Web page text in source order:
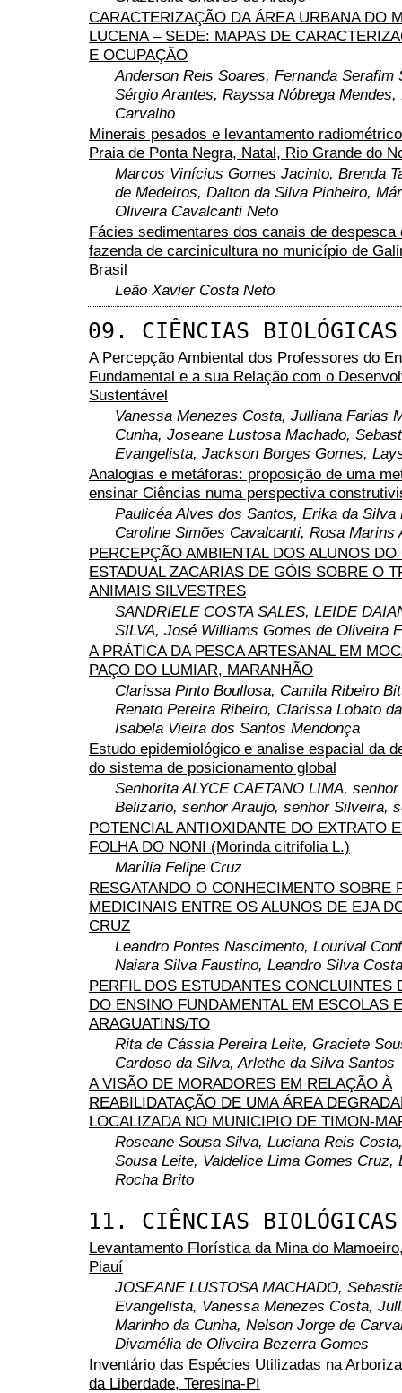
CARACTERIZAÇÃO DA ÁREA URBANA DO
LUCENA – SEDE: MAPAS DE
E OCUPAÇÃO
Anderson Reis Soares, Fernanda Serafim
Sérgio Arantes, Rayssa Nóbrega Mendes,
Carvalho
Minerais pesados e levantamento
Praia de Ponta Negra, Natal, Rio Grande do
Marcos Vinícius Gomes Jacinto, Brenda
de Medeiros, Dalton da Silva Pinheiro,
Oliveira Cavalcanti Neto
Fácies sedimentares dos canais de despesca
fazenda de carcinicultura no município de
Brasil
Leão Xavier Costa Neto
09. CIÊNCIAS
A Percepção Ambiental dos Professores do
Fundamental e a sua Relação com o
Sustentável
Vanessa Menezes Costa, Julliana Farias
Cunha, Joseane Lustosa Machado,
Evangelista, Jackson Borges Gomes,
Analogias e metáforas: proposição de uma
ensinar Ciências numa perspectiva
Paulicéa Alves dos Santos, Erika da Silva
Caroline Simões Cavalcanti, Rosa Marins
PERCEPÇÃO AMBIENTAL DOS ALUNOS
ESTADUAL ZACARIAS DE GÓIS SOBRE O
ANIMAIS SILVESTRES
SANDRIELE COSTA SALES, LEIDE
SILVA, José Williams Gomes de Oliveira
A PRÁTICA DA PESCA ARTESANAL EM
PAÇO DO LUMIAR, MARANHÃO
Clarissa Pinto Boullosa, Camila Ribeiro
Renato Pereira Ribeiro, Clarissa Lobato
Isabela Vieira dos Santos Mendonça
Estudo epidemiológico e analise espacial da
do sistema de posicionamento global
Senhorita ALYCE CAETANO LIMA,
Belizario, senhor Araujo, senhor Silveira,
POTENCIAL ANTIOXIDANTE DO EXTRATO
FOLHA DO NONI (Morinda citrifolia L.)
Marília Felipe Cruz
RESGATANDO O CONHECIMENTO SOBRE
MEDICINAIS ENTRE OS ALUNOS DE EJA
CRUZ
Leandro Pontes Nascimento, Lourival
Naiara Silva Faustino, Leandro Silva Costa
PERFIL DOS ESTUDANTES CONCLUINTES
DO ENSINO FUNDAMENTAL EM ESCOLAS
ARAGUATINS/TO
Rita de Cássia Pereira Leite, Graciete
Cardoso da Silva, Arlethe da Silva Santos
A VISÃO DE MORADORES EM RELAÇÃO À
REABILIDATAÇÃO DE UMA ÁREA
LOCALIZADA NO MUNICIPIO DE TIMON-
Roseane Sousa Silva, Luciana Reis
Sousa Leite, Valdelice Lima Gomes Cruz,
Rocha Brito
11. CIÊNCIAS
Levantamento Florística da Mina do
Piauí
JOSEANE LUSTOSA MACHADO,
Evangelista, Vanessa Menezes Costa,
Marinho da Cunha, Nelson Jorge de
Divamélia de Oliveira Bezerra Gomes
Inventário das Espécies Utilizadas na
da Liberdade, Teresina-PI